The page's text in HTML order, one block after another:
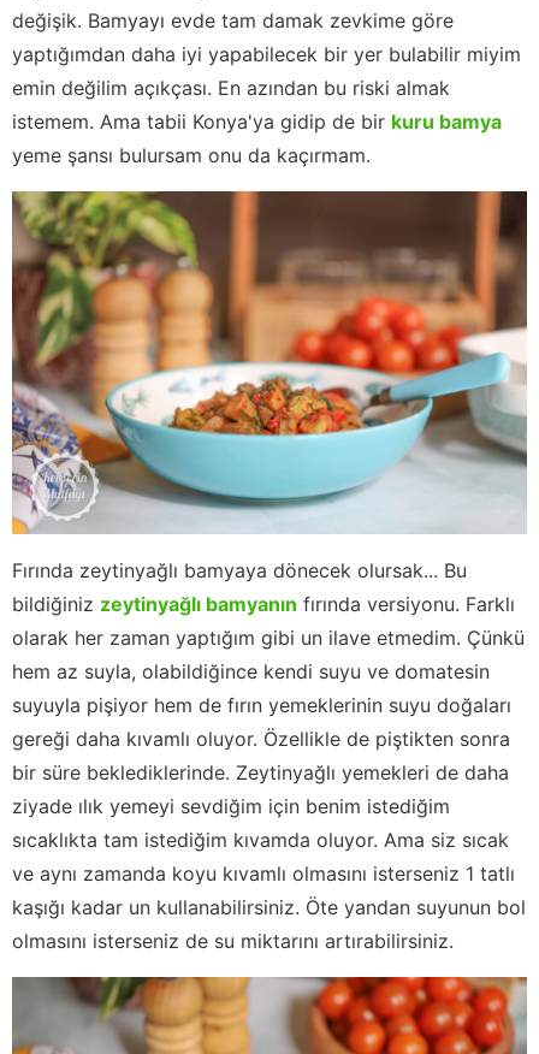
değişik. Bamyayı evde tam damak zevkime göre
yaptığımdan daha iyi yapabilecek bir yer bulabilir miyim
emin değilim açıkçası. En azından bu riski almak
istemem. Ama tabii Konya'ya gidip de bir kuru bamya
yeme şansı bulursam onu da kaçırmam.
Fırında zeytinyağlı bamyaya dönecek olursak... Bu
bildiğiniz zeytinyağlı bamyanın fırında versiyonu. Farklı
olarak her zaman yaptığım gibi un ilave etmedim. Çünkü
hem az suyla, olabildiğince kendi suyu ve domatesin
suyuyla pişiyor hem de fırın yemeklerinin suyu doğaları
gereği daha kıvamlı oluyor. Özellikle de piştikten sonra
bir süre beklediklerinde. Zeytinyağlı yemekleri de daha
ziyade ılık yemeyi sevdiğim için benim istediğim
sıcaklıkta tam istediğim kıvamda oluyor. Ama siz sıcak
ve aynı zamanda koyu kıvamlı olmasını isterseniz 1 tatlı
kaşığı kadar un kullanabilirsiniz. Öte yandan suyunun bol
olmasını isterseniz de su miktarını artırabilirsiniz.